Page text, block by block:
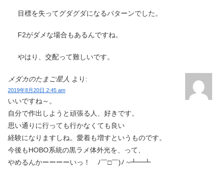
目標を失ってグダグダになるパターンでした。
F2がダメな場合もあるんですね。
やはり、交配って難しいです。
メダカのたまご星人 より:
2019年8月20日 2:45 am
いいですね～。
自分で作出しようと頑張る人、好きです。
思い通りに行っても行かなくても良い
経験になりますしね。愛着も増すというものです。
今後もHOBO系統の黒ラメ体外光を、って、
やめるんかーーーーいっ！ ﾉ￣□￣)ﾉ ~┻━┻